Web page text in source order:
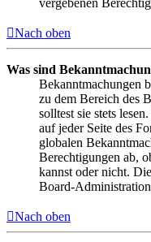
vergebenen
Nach oben
Was sind
Bekanntmachungen
zu dem Bereich des
solltest sie stets
auf jeder Seite des
globalen
Berechtigungen ab,
kannst oder nicht.
Board-
Nach oben